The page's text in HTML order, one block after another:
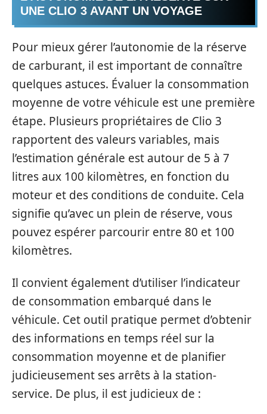
UNE CLIO 3 AVANT UN VOYAGE
Pour mieux gérer l’autonomie de la réserve
de carburant, il est important de connaître
quelques astuces. Évaluer la consommation
moyenne de votre véhicule est une première
étape. Plusieurs propriétaires de Clio 3
rapportent des valeurs variables, mais
l’estimation générale est autour de 5 à 7
litres aux 100 kilomètres, en fonction du
moteur et des conditions de conduite. Cela
signifie qu’avec un plein de réserve, vous
pouvez espérer parcourir entre 80 et 100
kilomètres.
Il convient également d’utiliser l’indicateur
de consommation embarqué dans le
véhicule. Cet outil pratique permet d’obtenir
des informations en temps réel sur la
consommation moyenne et de planifier
judicieusement ses arrêts à la station-
service. De plus, il est judicieux de :